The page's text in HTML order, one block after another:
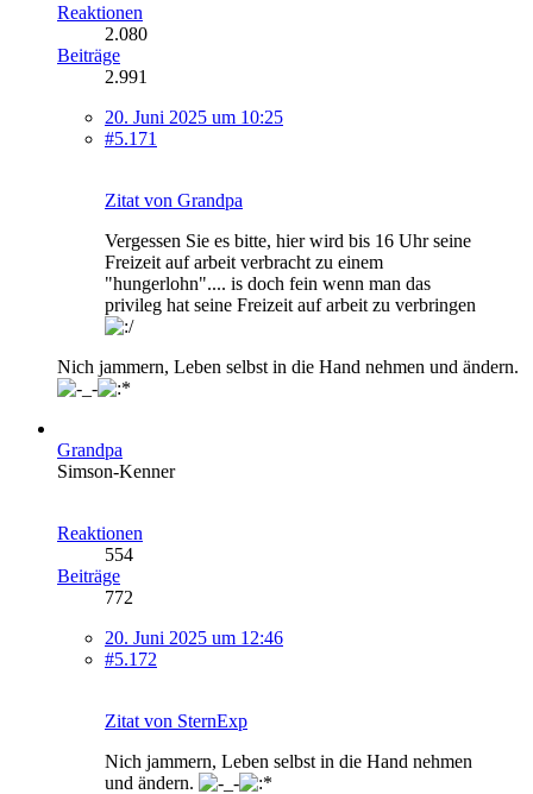
Reaktionen
2.080
Beiträge
2.991
20. Juni 2025 um 10:25
#5.171
Zitat von Grandpa
Vergessen Sie es bitte, hier wird bis 16 Uhr seine
Freizeit auf arbeit verbracht zu einem
"hungerlohn".... is doch fein wenn man das
privileg hat seine Freizeit auf arbeit zu verbringen
Nich jammern, Leben selbst in die Hand nehmen und ändern.
Grandpa
Simson-Kenner
Reaktionen
554
Beiträge
772
20. Juni 2025 um 12:46
#5.172
Zitat von SternExp
Nich jammern, Leben selbst in die Hand nehmen
und ändern.